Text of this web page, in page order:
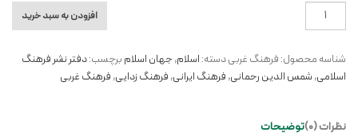
فرهنگ
غربی
افزودن به سبد خرید
شناسه محصول: فرهنگ غربیدسته: اسلام,جهان اسلام برچسب:دفتر نشر فرهنگ
اسلامی, شمس الدین رحمانی, فرهنگ ایرانی, فرهنگ زدایی, فرهنگ غربی
توضیحات نظرات (0)